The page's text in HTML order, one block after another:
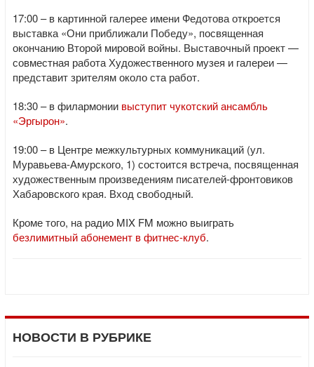
17:00 – в картинной галерее имени Федотова откроется
выставка «Они приближали Победу», посвященная
окончанию Второй мировой войны. Выставочный проект —
совместная работа Художественного музея и галереи —
представит зрителям около ста работ.
18:30 – в филармонии выступит чукотский ансамбль
«Эргырон».
19:00 – в Центре межкультурных коммуникаций (ул.
Муравьева-Амурского, 1) состоится встреча, посвященная
художественным произведениям писателей-фронтовиков
Хабаровского края. Вход свободный.
Кроме того, на радио MIX FM можно выиграть
безлимитный абонемент в фитнес-клуб.
НОВОСТИ В РУБРИКЕ